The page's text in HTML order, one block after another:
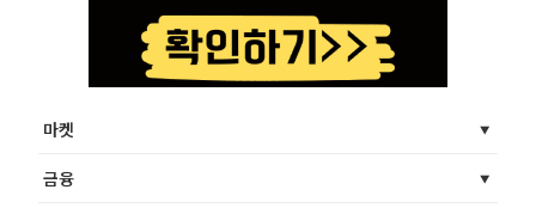
마켓
금융